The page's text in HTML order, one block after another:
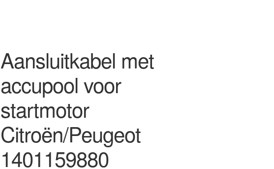
Aansluitkabel met
accupool voor
startmotor
Citroën/Peugeot
1401159880